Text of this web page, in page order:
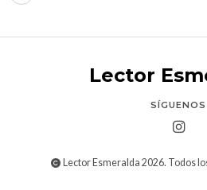
Lector
SÍGUENOS
Lector Esmeralda 2026. Todos